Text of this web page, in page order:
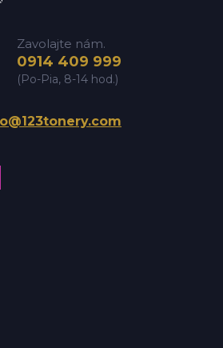
Zavolajte nám.
0914 409 999
(Po-Pia, 8-14 hod.)